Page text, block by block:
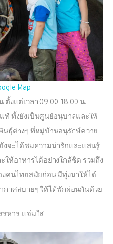
Map
ตั้งแต่เวลา 09.00-18.00 น.
ทั้งยังเป็นศูนย์อนุบาลและให้
นธุ์ต่างๆ ที่หมู่บ้านอนุรักษ์ควาย
งจะได้ชมความน่ารักและแสนรู้
ให้อาหารได้อย่างใกล้ชิด รวมถึง
คนไทยสมัยก่อน มีทุ่งนาให้ได้
กาศสบายๆ ให้ได้พักผ่อนกันด้วย
รหาร-แจ่มใส